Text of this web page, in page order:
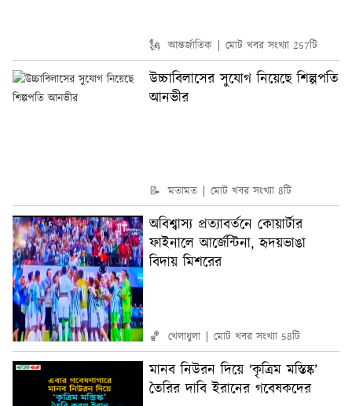
🗽 আন্তর্জাতিক মোট খবর সংখ্যা 257টি
উচ্চাবিলাসের সুযোগ নিয়েছে শিল্পপতি
আনভীর
📝 মতামত মোট খবর সংখ্যা 8টি
অবিশ্বাস্য প্রত্যাবর্তনে কোয়ার্টার
ফাইনালে আর্জেন্টিনা, হৃদয়ভাঙা
বিদায় মিশরের
🏀 খেলাধুলা মোট খবর সংখ্যা 58টি
মানব নিউরন দিয়ে ‘কৃত্রিম মস্তিষ্ক’
তৈরির দাবি ইরানের গবেষকদের